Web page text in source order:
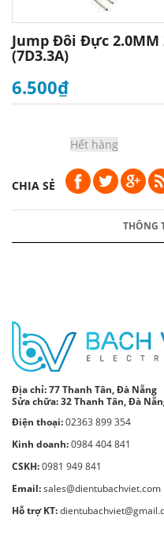
Jump Đôi Đực 2.0MM
(7D3.3A)
6.500₫
Hết hàng
CHIA SẺ
THÔNG
Địa chỉ:77 Thanh Tân, Đà Nẵng
Sửa chữa: 32 Thanh Tân, Đà
Điện thoại:02363 899 354
Kinh doanh:0984 404 841
CSKH:0981 949 841
Email:sales@dientubachviet.com
Hỗ trợ KT: